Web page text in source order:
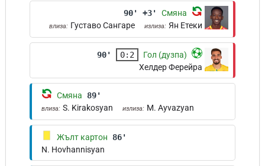
90' +3' Смяна
влиза: Густаво Сангаре излиза: Ян Етеки
90' 0:2
Гол (дузпа)
Хелдер Ферейра
Смяна 89'
влиза: S. Kirakosyan излиза: M. Ayvazyan
Жълт картон
86'
N. Hovhannisyan